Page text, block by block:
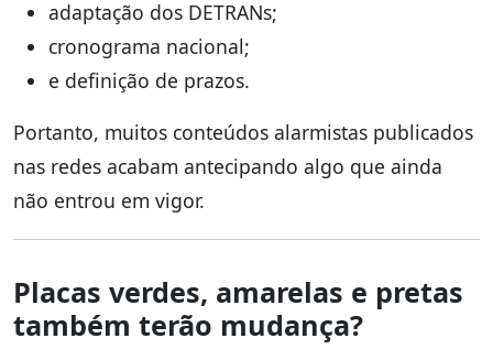
adaptação dos DETRANs;
cronograma nacional;
e definição de prazos.
Portanto, muitos conteúdos alarmistas publicados
nas redes acabam antecipando algo que ainda
não entrou em vigor.
Placas verdes, amarelas e pretas
também terão mudança?